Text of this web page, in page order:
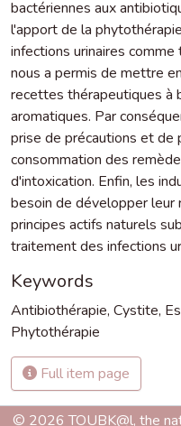
bactériennes aux
l'apport de la
infections urinaires
nous a permis de mettre
recettes thérapeutiques à
aromatiques. Par
prise de précautions et de
consommation des
d'intoxication. Enfin, les
besoin de développer leur
principes actifs naturels
traitement des infections
Keywords
Antibiothérapie, Cystite,
Phytothérapie
Full item page
© 2026 TOUBK@l, the